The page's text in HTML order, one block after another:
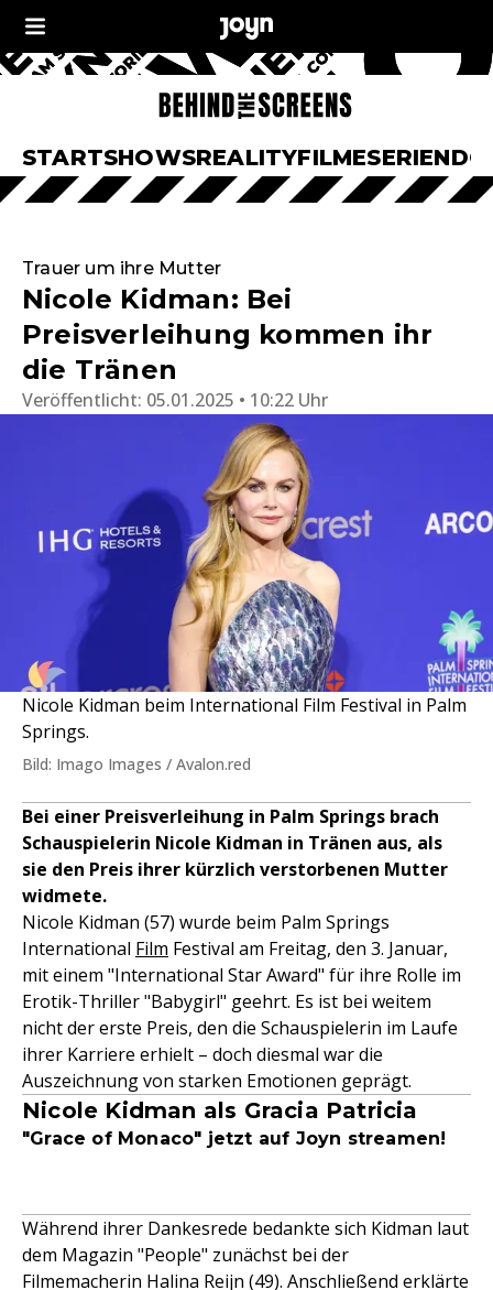
STARTSHOWSREALITYFILMESERIEN
Trauer um ihre Mutter
Nicole Kidman: Bei
Preisverleihung kommen ihr
die Tränen
Veröffentlicht: 05.01.2025 • 10:22 Uhr
Nicole Kidman beim International Film Festival in Palm
Springs.
Bild: Imago Images / Avalon.red
Bei einer Preisverleihung in Palm Springs brach
Schauspielerin Nicole Kidman in Tränen aus, als
sie den Preis ihrer kürzlich verstorbenen Mutter
widmete.
Nicole Kidman (57) wurde beim Palm Springs
International Film Festival am Freitag, den 3. Januar,
mit einem "International Star Award" für ihre Rolle im
Erotik-Thriller "Babygirl" geehrt. Es ist bei weitem
nicht der erste Preis, den die Schauspielerin im Laufe
ihrer Karriere erhielt – doch diesmal war die
Auszeichnung von starken Emotionen geprägt.
Nicole Kidman als Gracia Patricia
"Grace of Monaco" jetzt auf Joyn streamen!
Während ihrer Dankesrede bedankte sich Kidman laut
dem Magazin "People" zunächst bei der
Filmemacherin Halina Reijn (49). Anschließend erklärte